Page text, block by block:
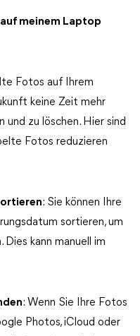
meinem Laptop
Fotos auf Ihrem
keine Zeit mehr
und zu löschen. Hier sind
Fotos reduzieren
: Sie können Ihre
sortieren, um
kann manuell im
: Wenn Sie Ihre Fotos
Photos, iCloud oder